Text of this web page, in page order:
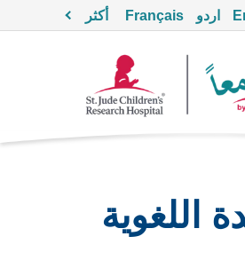
اردو Français أكثر
اللغوية